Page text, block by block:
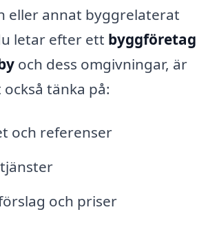
eller annat byggrelaterat
letar efter ett byggföretag
och dess omgivningar, är
tänka på:
och referenser
och priser